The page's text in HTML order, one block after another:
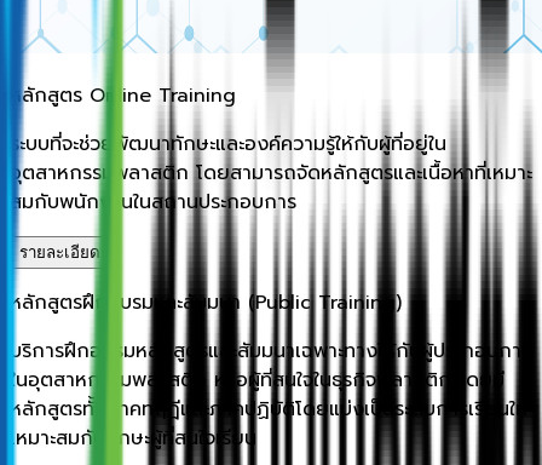
หลักสูตร Online Training
ระบบที่จะช่วยพัฒนาทักษะและองค์ความรู้ให้กับผู้ที่อยู่ใน
อุตสาหกรรมพลาสติก โดยสามารถจัดหลักสูตรและเนื้อหาที่เหมาะ
สมกับพนักงานในสถานประกอบการ
รายละเอียด
หลักสูตรฝึกอบรมและสัมมนา (Public Training)
บริการฝึกอบรมหลักสูตรและสัมมนาเฉพาะทางให้กับผู้ประกอบการ
ในอุตสาหกรรมพลาสติก หรือผู้ที่สนใจในธุรกิจพลาสติก โดยมี
หลักสูตรทั้งภาคทฤฎีและภาคปฏิบัติโดยแบ่งเป็นระดับการเรียนให้
เหมาะสมกับทักษะผู้ที่สนใจเรียน